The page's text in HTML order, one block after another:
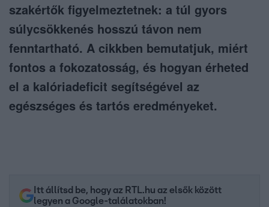
szakértők figyelmeztetnek: a túl gyors
súlycsökkenés hosszú távon nem
fenntartható. A cikkben bemutatjuk, miért
fontos a fokozatosság, és hogyan érheted
el a kalóriadeficit segítségével az
egészséges és tartós eredményeket.
Itt állítsd be, hogy az RTL.hu az elsők között
legyen a Google-találatokban!